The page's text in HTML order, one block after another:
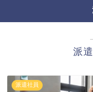
派
派遣社員